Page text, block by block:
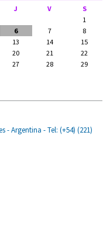
J V
S
1
6 7
8
13 14
15
20 21
22
27 28
29
- Argentina - Tel: (+54) (221)